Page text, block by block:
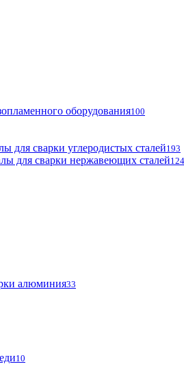
оборудования100
для сварки углеродистых сталей193
для сварки нержавеющих сталей124
алюминия33
10